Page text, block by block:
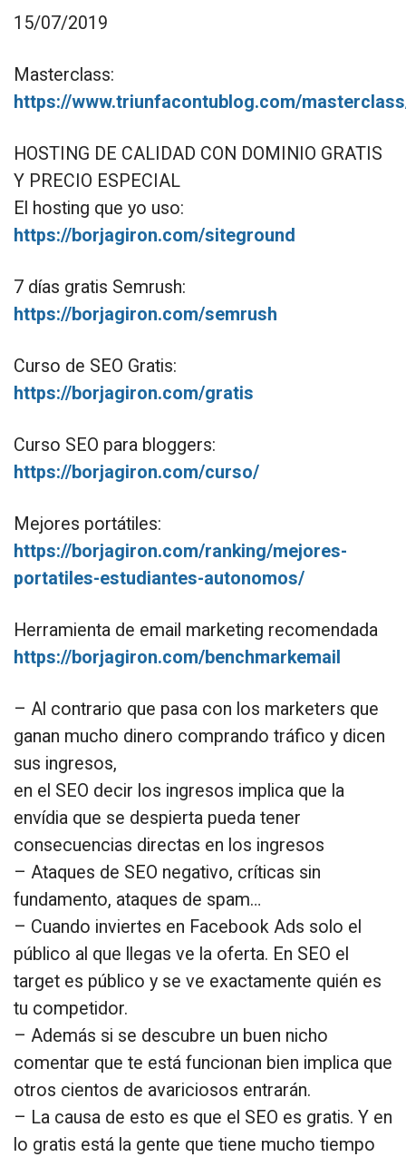
15/07/2019
Masterclass:
https://www.triunfacontublog.com/
HOSTING DE CALIDAD CON DOMINIO GRATIS
Y PRECIO ESPECIAL
El hosting que yo uso:
https://borjagiron.com/siteground
7 días gratis Semrush:
https://borjagiron.com/semrush
Curso de SEO Gratis:
https://borjagiron.com/gratis
Curso SEO para bloggers:
https://borjagiron.com/curso/
Mejores portátiles:
https://borjagiron.com/ranking/mejores-
portatiles-estudiantes-autonomos/
Herramienta de email marketing recomendada
https://borjagiron.com/benchmarkemail
– Al contrario que pasa con los marketers que
ganan mucho dinero comprando tráfico y dicen
sus ingresos,
en el SEO decir los ingresos implica que la
envídia que se despierta pueda tener
consecuencias directas en los ingresos
– Ataques de SEO negativo, críticas sin
fundamento, ataques de spam…
– Cuando inviertes en Facebook Ads solo el
público al que llegas ve la oferta. En SEO el
target es público y se ve exactamente quién es
tu competidor.
– Además si se descubre un buen nicho
comentar que te está funcionan bien implica que
otros cientos de avariciosos entrarán.
– La causa de esto es que el SEO es gratis. Y en
lo gratis está la gente que tiene mucho tiempo